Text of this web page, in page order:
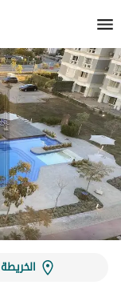
الخريطة